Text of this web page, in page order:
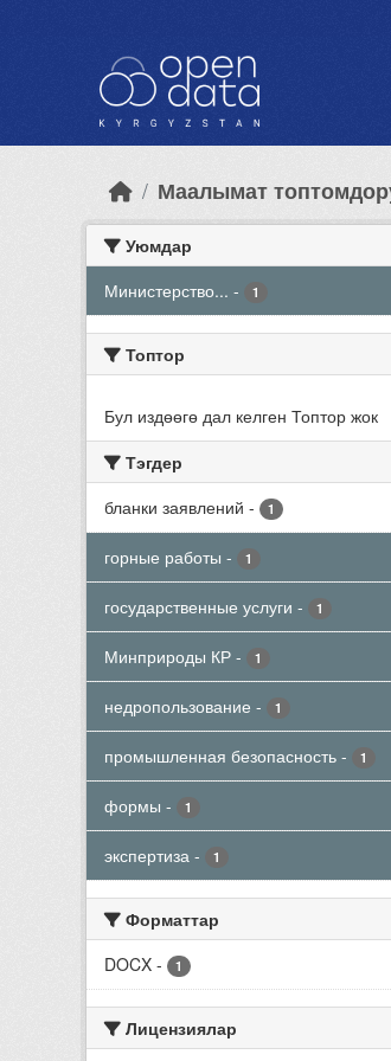
Маалымат
Уюмдар
Министерство... - 1
Топтор
Бул издөөгө дал келген Топтор жок
Тэгдер
бланки заявлений - 1
горные работы - 1
государственные услуги - 1
Минприроды КР - 1
недропользование - 1
промышленная безопасность - 1
формы - 1
экспертиза - 1
Форматтар
DOCX - 1
Лицензиялар